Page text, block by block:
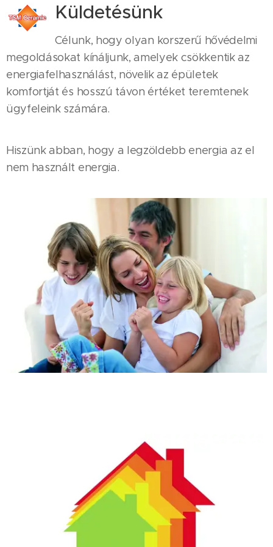
Küldetésünk
Célunk, hogy olyan korszerű hővédelmi
megoldásokat kínáljunk, amelyek csökkentik az
energiafelhasználást, növelik az épületek
komfortját és hosszú távon értéket teremtenek
ügyfeleink számára.
Hiszünk abban, hogy a legzöldebb energia az el
nem használt energia.